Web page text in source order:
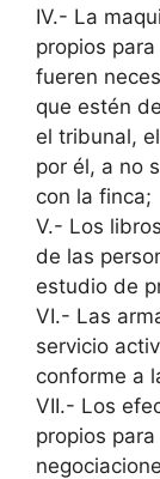
IV.- La
propios
fueren
que estén
el tribunal,
por él, a no
con la finca;
V.- Los
de las
estudio de
VI.- Las
servicio
conforme a
VII.- Los
propios